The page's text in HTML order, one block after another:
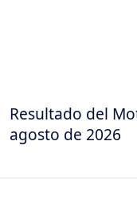
Resultado del
agosto de 2026